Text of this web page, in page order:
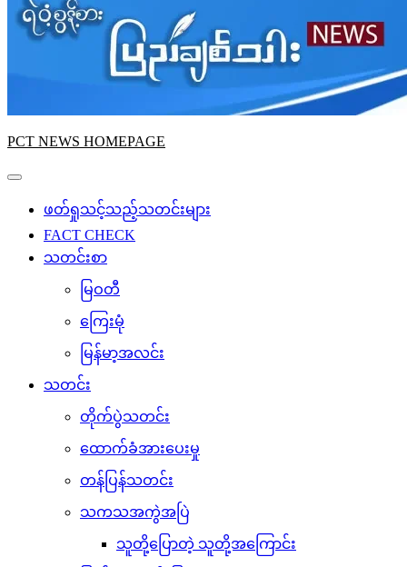
PCT NEWS HOMEPAGE
ဖတ်ရှုသင့်သည့်သတင်းများ
FACT CHECK
သတင်းစာ
မြဝတီ
ကြေးမုံ
မြန်မာ့အလင်း
သတင်း
တိုက်ပွဲသတင်း
ထောက်ခံအားပေးမှု
တန်ပြန်သတင်း
သကသအကွဲအပြဲ
သူတို့ပြောတဲ့ သူတို့အကြောင်း